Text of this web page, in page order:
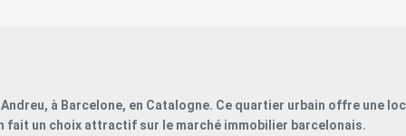
images photographiques ne concernent pas cette
propriété en particulier et ne sont qu'une représentation de
à Barcelone, en Catalogne. Ce quartier urbain offre une
fait un choix attractif sur le marché immobilier barcelonais.